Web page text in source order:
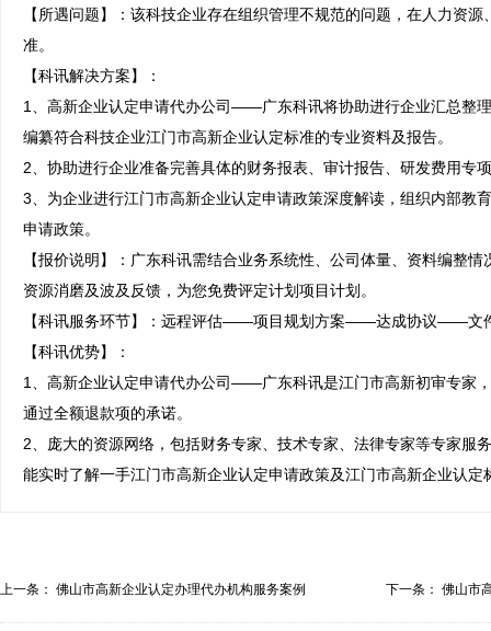
【所遇问题】：该科技企业存在组织管理不规范的问题，在人力资
准。
【科讯解决方案】：
1、高新企业认定申请代办公司——广东科讯将协助进行企业汇总整
编纂符合科技企业江门市高新企业认定标准的专业资料及报告。
2、协助进行企业准备完善具体的财务报表、审计报告、研发费用专
3、为企业进行江门市高新企业认定申请政策深度解读，组织内部教
申请政策。
【报价说明】：广东科讯需结合业务系统性、公司体量、资料编整
资源消磨及波及反馈，为您免费评定计划项目计划。
【科讯服务环节】：远程评估——项目规划方案——达成协议——
【科讯优势】：
1、高新企业认定申请代办公司——广东科讯是江门市高新初审专家
通过全额退款项的承诺。
2、庞大的资源网络，包括财务专家、技术专家、法律专家等专家服
能实时了解一手江门市高新企业认定申请政策及江门市高新企业认定
上一条： 佛山市高新企业认定办理代办机构服务案例 下一条： 佛山市